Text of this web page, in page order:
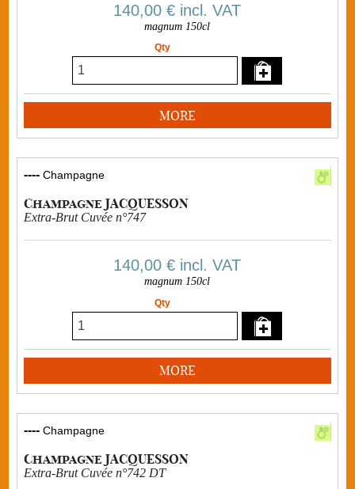
140,00 €incl. VAT
magnum 150cl
Qty
MORE
---- Champagne
Champagne JACQUESSON
Extra-Brut Cuvée n°747
140,00 €incl. VAT
magnum 150cl
Qty
MORE
---- Champagne
Champagne JACQUESSON
Extra-Brut Cuvée n°742 DT